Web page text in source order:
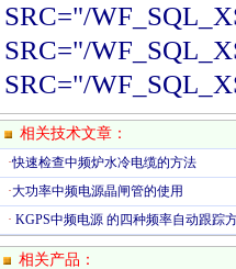
SRC="/
SRC="/
SRC="/
相关技术文章：
·快速检查中频炉水冷电缆的方法
·大功率中频电源晶闸管的使用
· KGPS中频电源 的四种频率自动跟踪
相关产品：